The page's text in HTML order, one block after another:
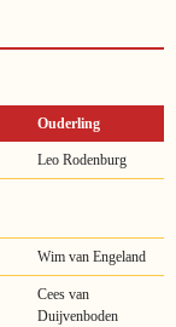
Ouderling
Leo Rodenburg
Wim van Engeland
Cees van
Duijvenboden